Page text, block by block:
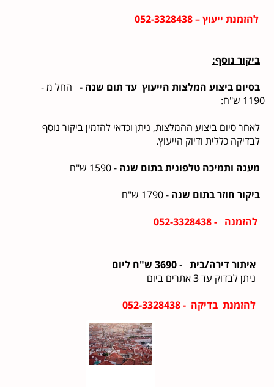
להזמנת ייעוץ – 052-3328438
ביקור נוסף:
בסיום ביצוע המלצות הייעוץ עד תום שנה - החל מ -
1190 ש"ח:
לאחר סיום ביצוע ההמלצות, ניתן וכדאי להזמין ביקור נוסף
לבדיקה כללית ודיוק הייעוץ.
מענה ותמיכה טלפונית בתום שנה- 1590 ש"ח
ביקור חוזר בתום שנה- 1790 ש"ח
להזמנה - 052-3328438
איתור דירה/בית -3690 ש"ח ליום
ניתן לבדוק עד 3 אתרים ביום
להזמנת בדיקה - 052-3328438